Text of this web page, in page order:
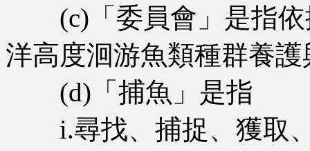
(c)「委員會」是指依
洋高度洄游魚類種群養
(d)「捕魚」是指
i.尋找、捕捉、獲取